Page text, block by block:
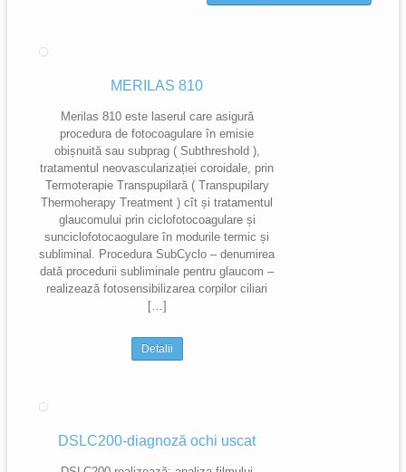
MERILAS 810
Merilas 810 este laserul care asigură
procedura de fotocoagulare în emisie
obișnuită sau subprag ( Subthreshold ),
tratamentul neovascularizației coroidale, prin
Termoterapie Transpupilară ( Transpupilary
Thermoherapy Treatment ) cît și tratamentul
glaucomului prin ciclofotocoagulare și
sunciclofotocaogulare în modurile termic și
subliminal. Procedura SubCyclo – denumirea
dată procedurii subliminale pentru glaucom –
realizează fotosensibilizarea corpilor ciliari
[…]
Detalii
DSLC200-diagnoză ochi uscat